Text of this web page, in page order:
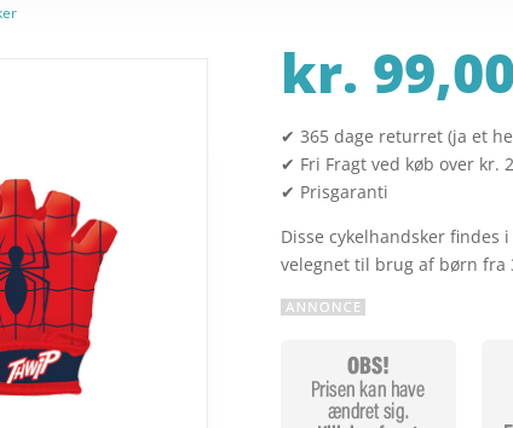
kr. 99,00
✔ 365 dage returret (ja et
✔ Fri Fragt ved køb over kr.
✔ Prisgaranti
Disse cykelhandsker findes
velegnet til brug af børn